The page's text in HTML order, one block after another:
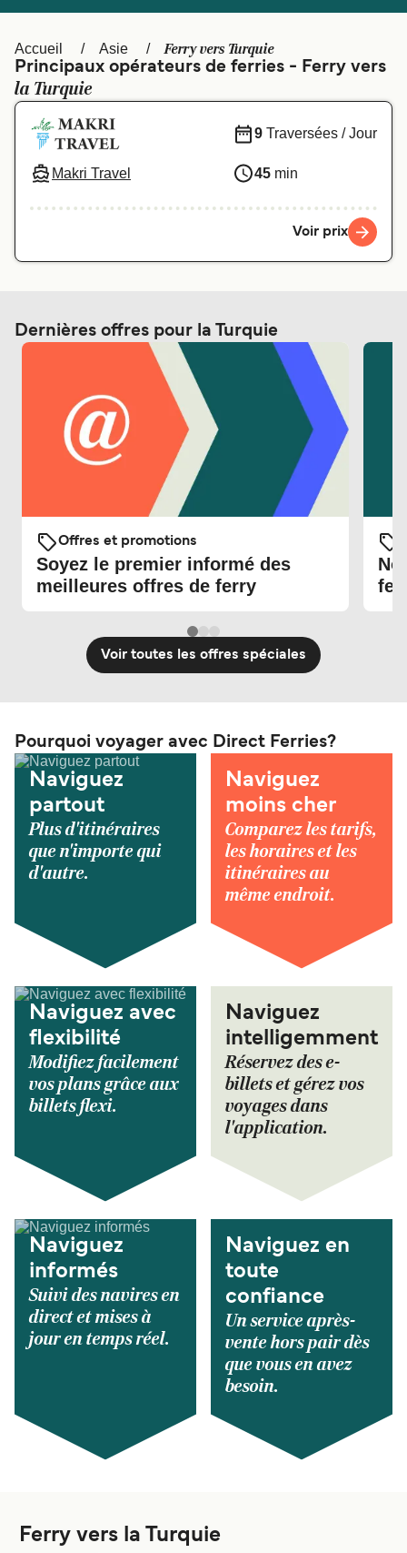
Deutschland Schweiz (DE)
Indonesia
Accueil Asie Ferry vers Turquie
Principaux opérateurs de ferries - Ferry vers
la Turquie
Makri Travel
9 Traversées / Jour
45 min
Voir prix
Dernières offres pour la Turquie
Offres et promotions
Soyez le premier informé des
meilleures offres de ferry
Voir toutes les offres spéciales
Pourquoi voyager avec Direct Ferries?
Naviguez
partout
Plus d'itinéraires
que n'importe qui
d'autre.
Naviguez
moins cher
Comparez les tarifs,
les horaires et les
itinéraires au
même endroit.
Naviguez avec
flexibilité
Modifiez facilement
vos plans grâce aux
billets flexi.
Naviguez
intelligemment
Réservez des e-
billets et gérez vos
voyages dans
l'application.
Naviguez
informés
Suivi des navires en
direct et mises à
jour en temps réel.
Naviguez en
toute
confiance
Un service après-
vente hors pair dès
que vous en avez
besoin.
Ferry vers la Turquie